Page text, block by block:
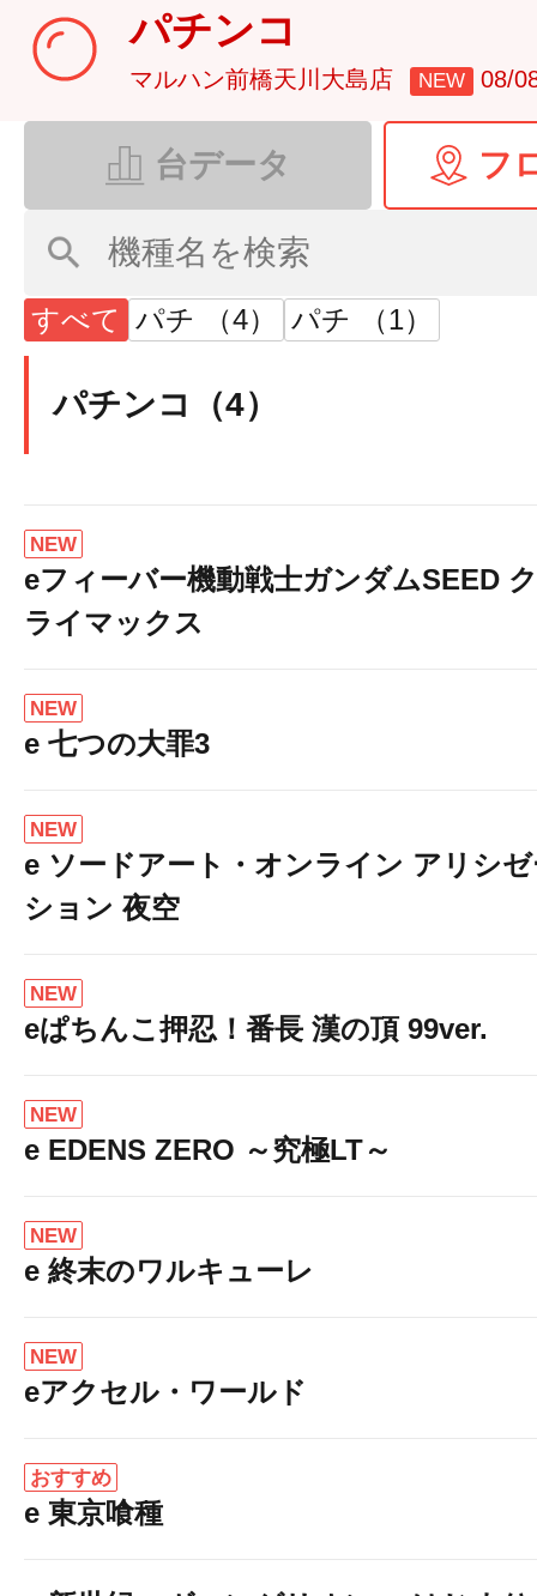
パチンコ
マルハン前橋天川大島店 NEW 08/
台データ フ
すべて パチ （4） パチ （1）
パチンコ（4）
NEW
eフィーバー機動戦士ガンダムSEED ク
ライマックス
NEW
e 七つの大罪3
NEW
e ソードアート・オンライン アリシ
ション 夜空
NEW
eぱちんこ押忍！番長 漢の頂 99ver.
NEW
e EDENS ZERO ～究極LT～
NEW
e 終末のワルキューレ
NEW
eアクセル・ワールド
おすすめ
e 東京喰種